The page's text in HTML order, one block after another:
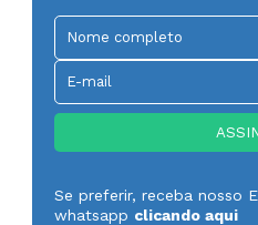
Se preferir, receba nosso
whatsapp clicando aqui